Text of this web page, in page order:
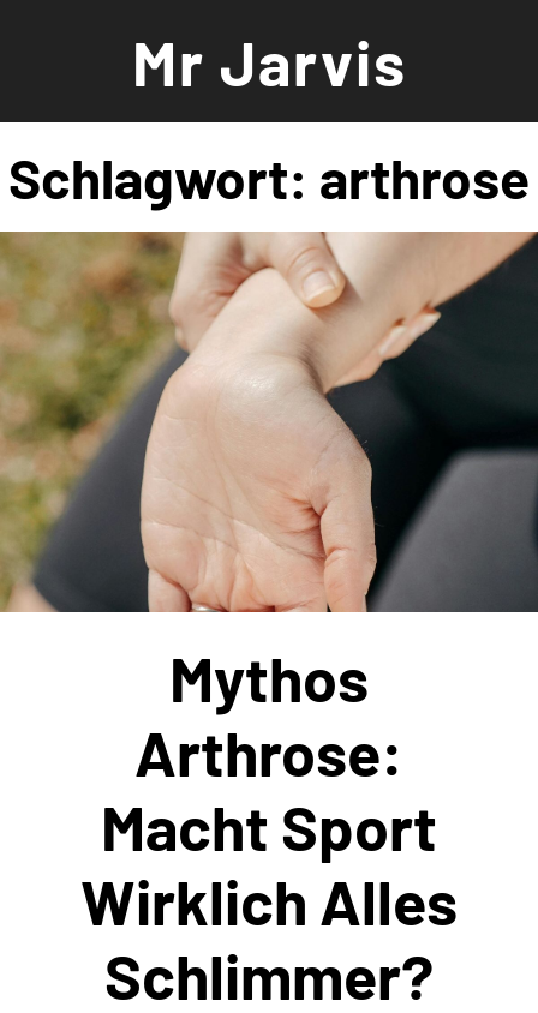
Mr Jarvis
Schlagwort: arthrose
Mythos
Arthrose:
Macht Sport
Wirklich Alles
Schlimmer?